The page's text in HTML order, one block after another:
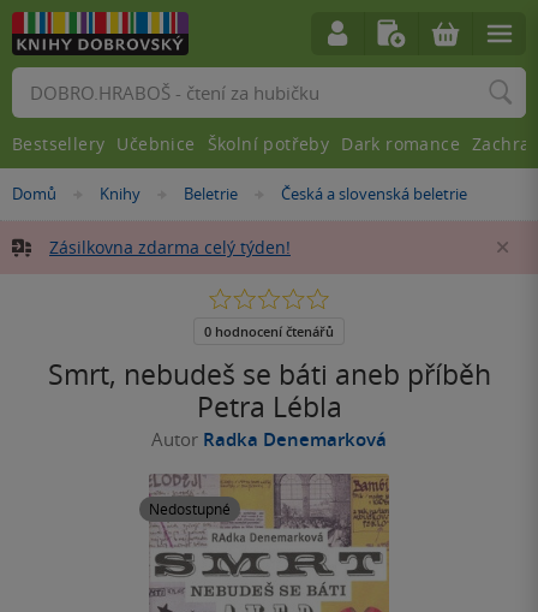
Nacházíte
zde:
Domů »
Knihy »
Beletrie »
Česká a slovenská beletrie
Zásilkovna zdarma celý týden!
Smrt, nebudeš se báti aneb příběh
Petra Lébla
Autor Radka Denemarková
Nedostupné
0.0
5
0 hodnocení čtenářů
Vyhledávání
Bestsellery Učebnice Školní potřeby Dark romance